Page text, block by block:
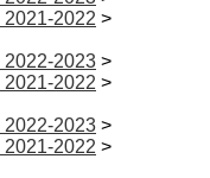
2022 >
2023 >
2022 >
2023 >
2022 >